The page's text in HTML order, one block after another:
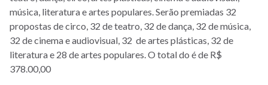
música, literatura e artes populares. Serão premiadas 32
propostas de circo, 32 de teatro, 32 de dança, 32 de música,
32 de cinema e audiovisual, 32 de artes plásticas, 32 de
literatura e 28 de artes populares. O total do é de R$
378.00,00